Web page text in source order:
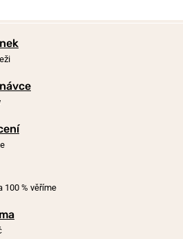
100 % věříme